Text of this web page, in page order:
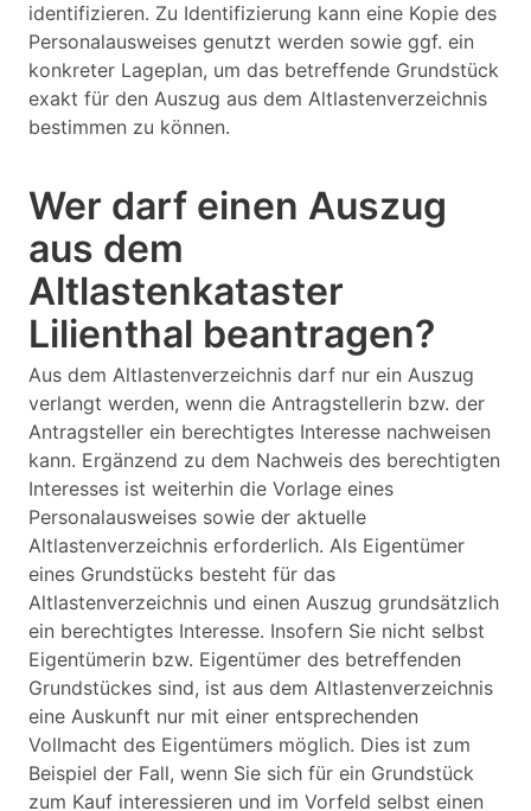
identifizieren. Zu Identifizierung kann eine Kopie des
Personalausweises genutzt werden sowie ggf. ein
konkreter Lageplan, um das betreffende Grundstück
exakt für den Auszug aus dem Altlastenverzeichnis
bestimmen zu können.
Wer darf einen Auszug
aus dem
Altlastenkataster
Lilienthal beantragen?
Aus dem Altlastenverzeichnis darf nur ein Auszug
verlangt werden, wenn die Antragstellerin bzw. der
Antragsteller ein berechtigtes Interesse nachweisen
kann. Ergänzend zu dem Nachweis des berechtigten
Interesses ist weiterhin die Vorlage eines
Personalausweises sowie der aktuelle
Altlastenverzeichnis erforderlich. Als Eigentümer
eines Grundstücks besteht für das
Altlastenverzeichnis und einen Auszug grundsätzlich
ein berechtigtes Interesse. Insofern Sie nicht selbst
Eigentümerin bzw. Eigentümer des betreffenden
Grundstückes sind, ist aus dem Altlastenverzeichnis
eine Auskunft nur mit einer entsprechenden
Vollmacht des Eigentümers möglich. Dies ist zum
Beispiel der Fall, wenn Sie sich für ein Grundstück
zum Kauf interessieren und im Vorfeld selbst einen